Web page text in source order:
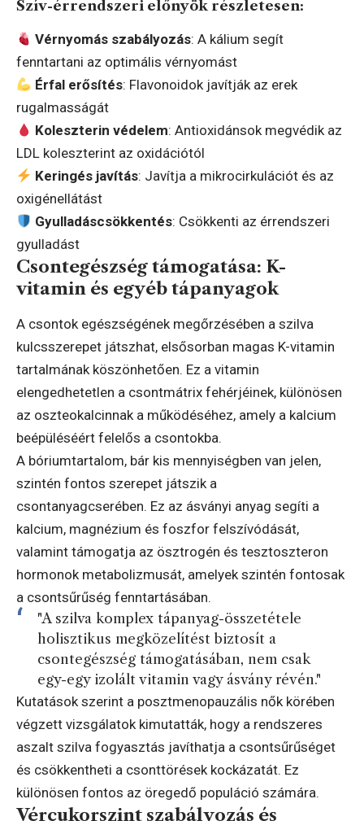
Szív-érrendszeri előnyök részletesen:
Vérnyomás szabályozás: A kálium segít
fenntartani az optimális vérnyomást
Érfal erősítés: Flavonoidok javítják az erek
rugalmasságát
Koleszterin védelem: Antioxidánsok megvédik az
LDL koleszterint az oxidációtól
Keringés javítás: Javítja a mikrocirkulációt és az
oxigénellátást
Gyulladáscsökkentés: Csökkenti az érrendszeri
gyulladást
Csontegészség támogatása: K-
vitamin és egyéb tápanyagok
A csontok egészségének megőrzésében a szilva
kulcsszerepet játszhat, elsősorban magas K-vitamin
tartalmának köszönhetően. Ez a vitamin
elengedhetetlen a csontmátrix fehérjéinek, különösen
az oszteokalcinnak a működéséhez, amely a kalcium
beépüléséért felelős a csontokba.
A bóriumtartalom, bár kis mennyiségben van jelen,
szintén fontos szerepet játszik a
csontanyagcserében. Ez az ásványi anyag segíti a
kalcium, magnézium és foszfor felszívódását,
valamint támogatja az ösztrogén és tesztoszteron
hormonok metabolizmusát, amelyek szintén fontosak
a csontsűrűség fenntartásában.
"A szilva komplex tápanyag-összetétele
holisztikus megközelítést biztosít a
csontegészség támogatásában, nem csak
egy-egy izolált vitamin vagy ásvány révén."
Kutatások szerint a posztmenopauzális nők körében
végzett vizsgálatok kimutatták, hogy a rendszeres
aszalt szilva fogyasztás javíthatja a csontsűrűséget
és csökkentheti a csonttörések kockázatát. Ez
különösen fontos az öregedő populáció számára.
Vércukorszint szabályozás és